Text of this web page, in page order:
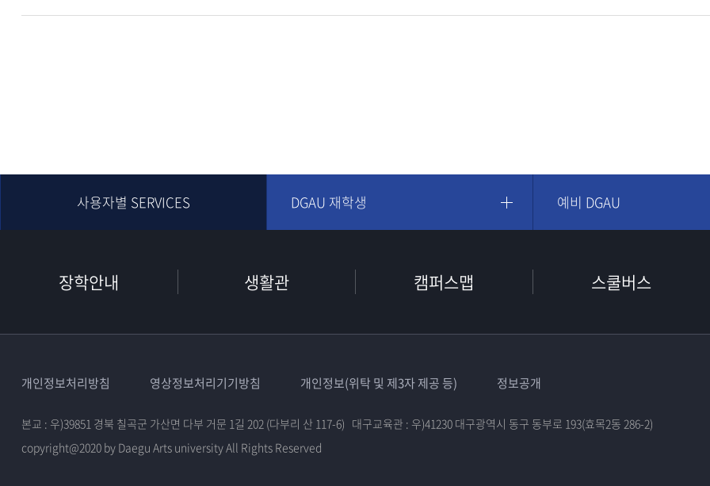
사용자별 SERVICES DGAU 재학생 예비 DGAU
장학안내 생활관 캠퍼스맵 스쿨버스
개인정보처리방침 영상정보처리기기방침 개인정보(위탁 및 제3자 제공 등) 정보공개
본교 : 우)39851 경북 칠곡군 가산면 다부 거문 1길 202 (다부리 산 117-6) 대구교육관 : 우)41230 대구광역시 동구 동부로 193(효목2동 286-2)
copyright@2020 by Daegu Arts university All Rights Reserved